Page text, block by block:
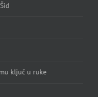
ključ u ruke